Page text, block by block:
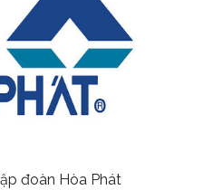
đoàn Hòa Phát